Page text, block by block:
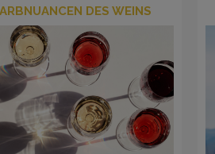
DES WEINS